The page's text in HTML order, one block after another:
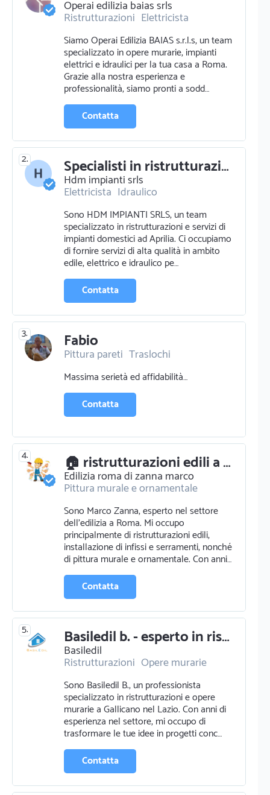
Operai edilizia baias srls
Ristrutturazioni Elettricista
Cemento e calcestruzzo Fabbro
Pittura pareti
Pittura murale e ornamentale
Opere murarie Idraulico Edilizia
Impermeabilizzazione
Protezione antincendio
Piastrellista
Siamo Operai Edilizia BAIAS s.r.l.s, un team
specializzato in opere murarie, impianti
elettrici e idraulici per la tua casa a Roma.
Grazie alla nostra esperienza e
professionalità, siamo pronti a sodd…
Contatta
2. Specialisti in ristrutturazioni e impianti domestici - hdm impianti srls
Hdm impianti srls
Elettricista Idraulico
Sono HDM IMPIANTI SRLS, un team
specializzato in ristrutturazioni e servizi di
impianti domestici ad Aprilia. Ci occupiamo
di fornire servizi di alta qualità in ambito
edile, elettrico e idraulico pe…
Contatta
3. Fabio
Pittura pareti Traslochi
Massima serietà ed affidabilità…
Contatta
4. 🏠 ristrutturazioni edili a roma - marco zanna
Edilizia roma di zanna marco
Pittura murale e ornamentale
Sono Marco Zanna, esperto nel settore
dell'edilizia a Roma. Mi occupo
principalmente di ristrutturazioni edili,
installazione di infissi e serramenti, nonché
di pittura murale e ornamentale. Con anni…
Contatta
5. Basiledil b. - esperto in ristrutturazioni e opere murarie a gallicano nel lazio
Basiledil
Ristrutturazioni Opere murarie
Sono Basiledil B., un professionista
specializzato in ristrutturazioni e opere
murarie a Gallicano nel Lazio. Con anni di
esperienza nel settore, mi occupo di
trasformare le tue idee in progetti conc…
Contatta